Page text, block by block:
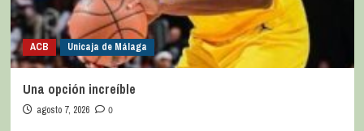
ACB Unicaja de Málaga
Una opción increíble
agosto 7, 2026 0